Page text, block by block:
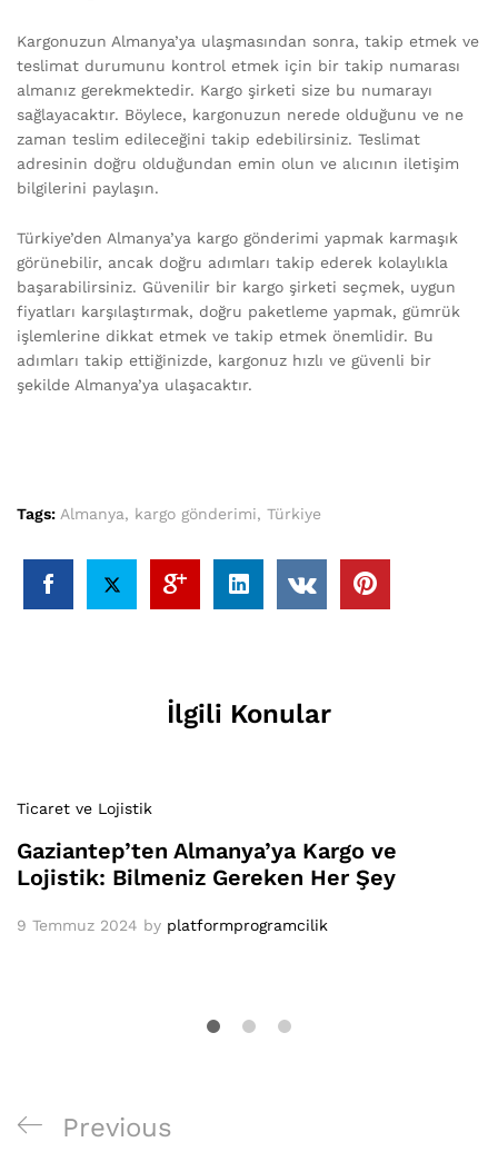
Kargonuzun Almanya’ya ulaşmasından sonra, takip etmek ve
teslimat durumunu kontrol etmek için bir takip numarası
almanız gerekmektedir. Kargo şirketi size bu numarayı
sağlayacaktır. Böylece, kargonuzun nerede olduğunu ve ne
zaman teslim edileceğini takip edebilirsiniz. Teslimat
adresinin doğru olduğundan emin olun ve alıcının iletişim
bilgilerini paylaşın.
Türkiye’den Almanya’ya kargo gönderimi yapmak karmaşık
görünebilir, ancak doğru adımları takip ederek kolaylıkla
başarabilirsiniz. Güvenilir bir kargo şirketi seçmek, uygun
fiyatları karşılaştırmak, doğru paketleme yapmak, gümrük
işlemlerine dikkat etmek ve takip etmek önemlidir. Bu
adımları takip ettiğinizde, kargonuz hızlı ve güvenli bir
şekilde Almanya’ya ulaşacaktır.
Tags: Almanya, kargo gönderimi, Türkiye
İlgili Konular
Ticaret ve Lojistik
Gaziantep’ten Almanya’ya Kargo ve
Lojistik: Bilmeniz Gereken Her Şey
9 Temmuz 2024 by platformprogramcilik
Yazı
Previous
Previous